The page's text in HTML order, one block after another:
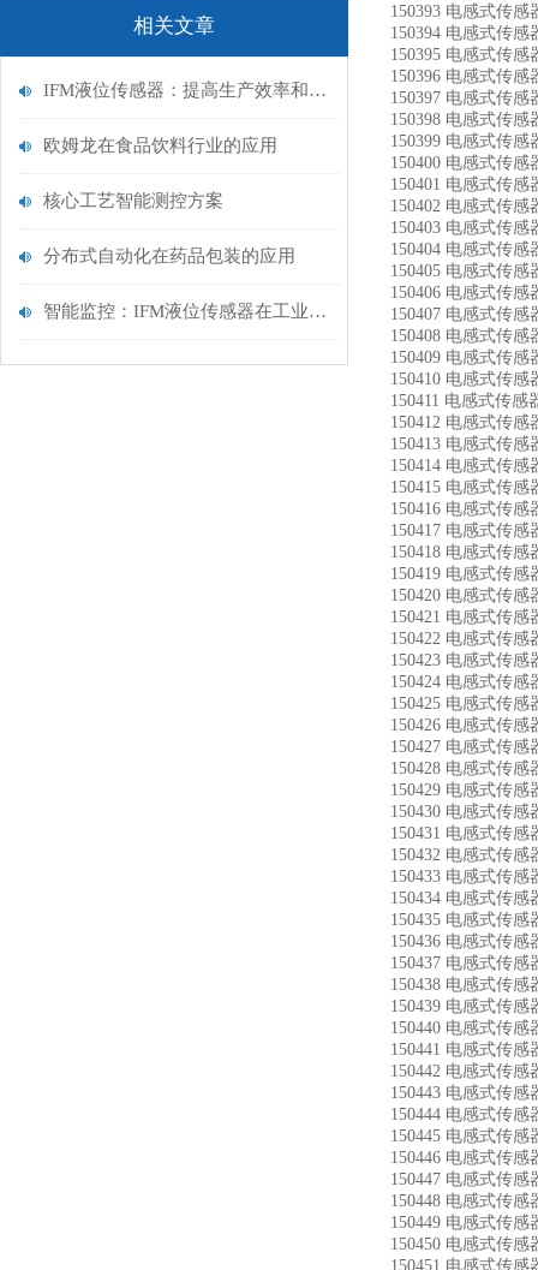
相关文章
IFM液位传感器：提高生产效率和安全性的关键因素
欧姆龙在食品饮料行业的应用
核心工艺智能测控方案
分布式自动化在药品包装的应用
智能监控：IFM液位传感器在工业自动化中的应用
150393 电感式传
150394 电感式传
150395 电感式传
150396 电感式传
150397 电感式传
150398 电感式传
150399 电感式传
150400 电感式传
150401 电感式传
150402 电感式传
150403 电感式传
150404 电感式传
150405 电感式传
150406 电感式传
150407 电感式传
150408 电感式传
150409 电感式传
150410 电感式传
150411 电感式传
150412 电感式传
150413 电感式传
150414 电感式传
150415 电感式传
150416 电感式传
150417 电感式传
150418 电感式传
150419 电感式传
150420 电感式传
150421 电感式传
150422 电感式传
150423 电感式传
150424 电感式传
150425 电感式传
150426 电感式传
150427 电感式传
150428 电感式传
150429 电感式传
150430 电感式传
150431 电感式传
150432 电感式传
150433 电感式传
150434 电感式传
150435 电感式传
150436 电感式传
150437 电感式传
150438 电感式传
150439 电感式传
150440 电感式传
150441 电感式传
150442 电感式传
150443 电感式传
150444 电感式传
150445 电感式传
150446 电感式传
150447 电感式传
150448 电感式传
150449 电感式传
150450 电感式传
150451 电感式传